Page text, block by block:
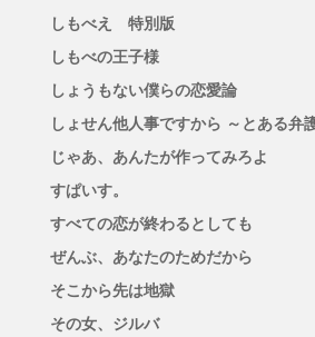
しもべえ 特別版
しもべの王子様
しょうもない僕らの恋愛論
しょせん他人事ですから ～とある弁
じゃあ、あんたが作ってみろよ
すぱいす。
すべての恋が終わるとしても
ぜんぶ、あなたのためだから
そこから先は地獄
その女、ジルバ